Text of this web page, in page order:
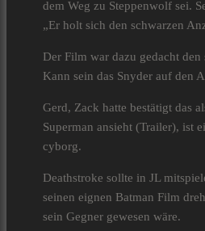
dem Weg zu Steppenwolf sei.
„Er holt sich den schwarzen
Der Film war dazu gedacht
Kann sein das Snyder auf den
Gerd, Zack hatte bestätigt das
Superman ansieht (Trailer), ist
cyborg.
Deathstroke sollte in JL
seinen eignen Batman Film
sein Gegner gewesen wäre.